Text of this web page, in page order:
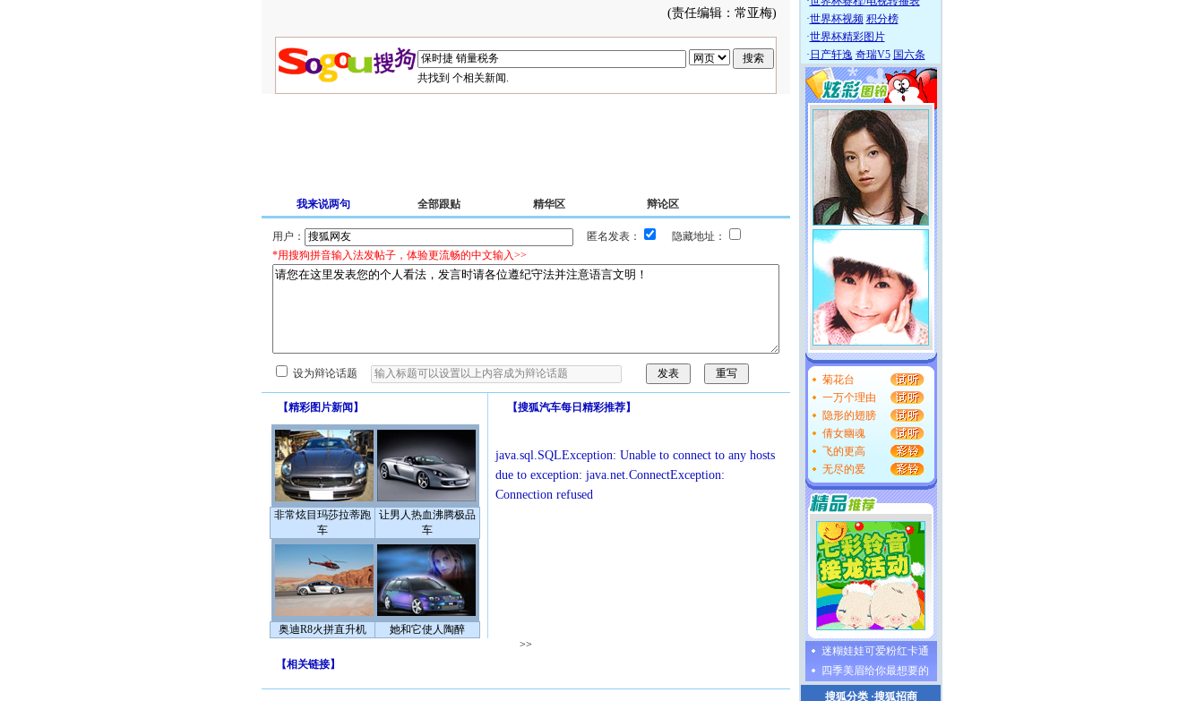
(责任编辑：常亚梅)
共找到 个相关新闻.
我来说两句 全部跟贴 精华区 辩论区
用户： 匿名发表：
隐藏地址：
*用搜狗拼音输入法发帖子，体验更流畅的中文输入>>
设为辩论话题
【精彩图片新闻 】
非常炫目玛莎拉蒂跑
车
让男人热血沸腾极品
车
奥迪R8火拼直升机 她和它使人陶醉
【搜狐汽车每日精彩推荐】
java.sql.SQLException: Unable to connect to any hosts
due to exception: java.net.ConnectException:
Connection refused
>>
【相关链接】
·世界杯视频 积分榜
·世界杯精彩图片
· 日产轩逸 奇瑞V5 国六条
菊花台
一万个理由
隐形的翅膀
倩女幽魂
飞的更高
无尽的爱
迷糊娃娃可爱粉红卡通
四季美眉给你最想要的
搜狐分类·搜狐招商